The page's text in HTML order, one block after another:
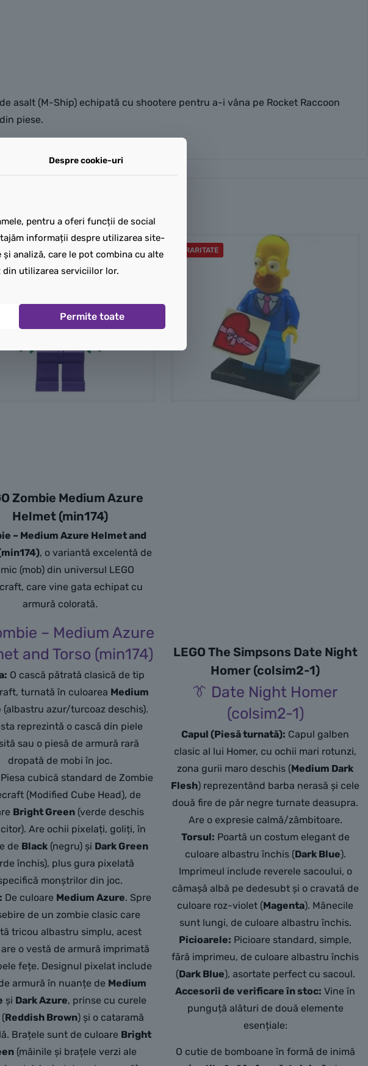
asalt (M-Ship) echipată cu shootere pentru a-i vâna pe Rocket Raccoon
piese.
Zombie Medium Azure
Helmet (min174)
– Medium Azure Helmet and
, o variantă excelentă de
(mob) din universul LEGO
care vine gata echipat cu
armură colorată.
– Medium Azure
and Torso (min174)
O cască pătrată clasică de tip
turnată în culoarea Medium
(albastru azur/turcoaz deschis).
reprezintă o cască din piele
sau o piesă de armură rară
dropată de mobi în joc.
Piesa cubică standard de Zombie
(Modified Cube Head), de
Bright Green (verde deschis
Are ochii pixelați, goliți, în
de Black (negru) și Dark Green
închis), plus gura pixelată
monștrilor din joc.
De culoare Medium Azure. Spre
de un zombie clasic care
tricou albastru simplu, acest
o vestă de armură imprimată
fețe. Designul pixelat include
armură în nuanțe de Medium
și Dark Azure, prinse cu curele
Reddish Brown) și o cataramă
Brațele sunt de culoare Bright
(mâinile și brațele verzi ale
RARITATE
LEGO The Simpsons Date Night
Homer (colsim2-1)
👔 Date Night Homer
(colsim2-1)
Capul (Piesă turnată): Capul galben
clasic al lui Homer, cu ochii mari rotunzi,
zona gurii maro deschis (Medium Dark
Flesh) reprezentând barba nerasă și cele
două fire de păr negre turnate deasupra.
Are o expresie calmă/zâmbitoare.
Torsul: Poartă un costum elegant de
culoare albastru închis (Dark Blue).
Imprimeul include reverele sacoului, o
cămașă albă pe dedesubt și o cravată de
culoare roz-violet (Magenta). Mânecile
sunt lungi, de culoare albastru închis.
Picioarele: Picioare standard, simple,
fără imprimeu, de culoare albastru închis
(Dark Blue), asortate perfect cu sacoul.
Accesorii de verificare în stoc: Vine în
punguță alături de două elemente
esențiale:
O cutie de bomboane în formă de inimă
Despre cookie-uri
pentru a oferi funcții de social
informații despre utilizarea site-
analiză, care le pot combina cu alte
utilizarea serviciilor lor.
Permite toate